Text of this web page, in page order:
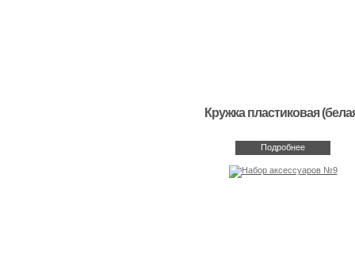
Кружка пластиковая
Подробнее